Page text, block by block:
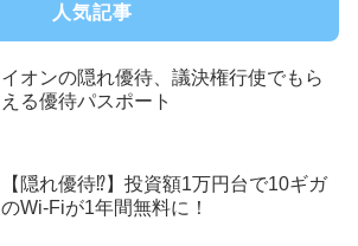
人気記事
イオンの隠れ優待、議決権行使でもら
える優待パスポート
【隠れ優待⁉︎】投資額1万円台で10ギガ
のWi-Fiが1年間無料に！